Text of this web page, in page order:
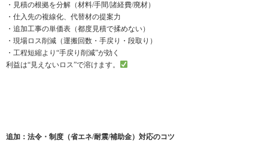
・見積の根拠を分解（材料/手間/諸経費/廃材）
・仕入先の複線化、代替材の提案力
・追加工事の単価表（都度見積で揉めない）
・現場ロス削減（運搬回数・手戻り・段取り）
・工程短縮より“手戻り削減”が効く
利益は“見えないロス”で溶けます。
追加：法令・制度（省エネ/耐震/補助金）対応のコツ